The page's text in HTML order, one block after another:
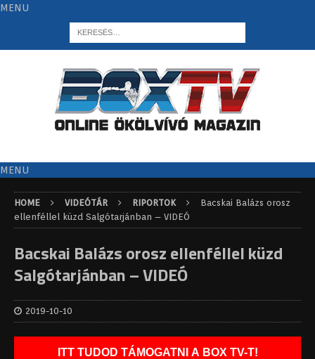
MENU
MENU
HOME VIDEÓTÁR RIPORTOK
Bacskai Balázs orosz
ellenféllel küzd Salgótarjánban – VIDEÓ
Bacskai Balázs orosz ellenféllel küzd
Salgótarjánban – VIDEÓ
2019-10-10
ITT TUDOD TÁMOGATNI A BOX TV-T!